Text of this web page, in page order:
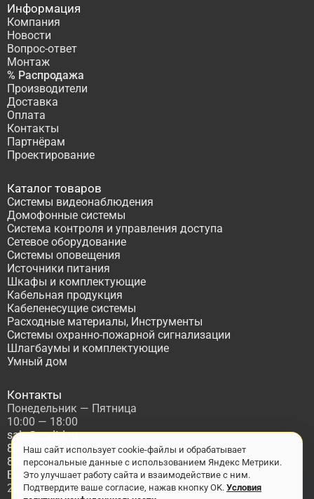
Информация
Компания
Новости
Вопрос-ответ
Монтаж
% Распродажа
Производители
Доставка
Оплата
Контакты
Партнёрам
Проектирование
Каталог товаров
Системы видеонаблюдения
Домофонные системы
Система контроля и управления доступа
Сетевое оборудование
Системы оповещения
Источники питания
Шкафы и комплектующие
Кабельная продукция
Кабеленесущие системы
Расходные материалы, Инструменты
Системы охранно-пожарной сигнализации
Шлагбаумы и комплектующие
Умный дом
Контакты
Понедельник — Пятница
10:00 — 18:00
sale@asdtd.ru
8(495)677-95-20
8(800)555-06-68
Бесплатный звонок по России
2017-2026 г. ООО "ТД АСД"
Наш сайт использует cookie-файлы и обрабатывает
персональные данные с использованием Яндекс Метрики.
Это улучшает работу сайта и взаимодействие с ним.
Подтвердите ваше согласие, нажав кнопку OK. Условия